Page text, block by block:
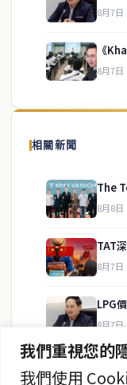
我們重視您的
我們使用
8月7日
《
8月7日
相關新聞
The
8月8日
TAT
8月7日
LPG
8月7日
暖府
關於我們
泰國中文新聞（TCN）
供即時、客觀、多元的
聯絡資訊